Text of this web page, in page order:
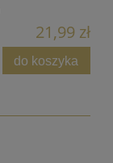
21,99 zł
do koszyka